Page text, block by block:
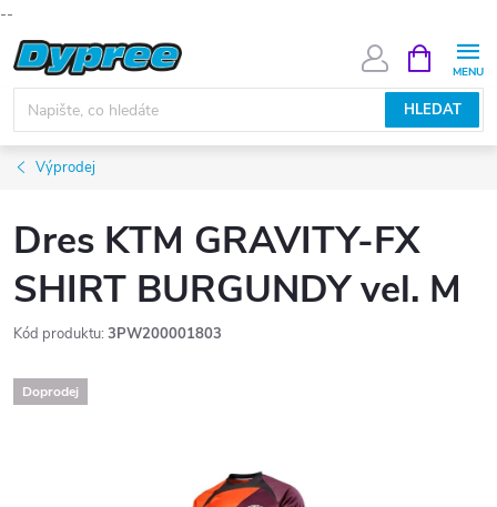
--
Přejít
na
obsah
HLEDAT
NÁKUPNÍ
KOŠÍK
Výprodej
Dres KTM GRAVITY-FX
SHIRT BURGUNDY vel. M
Kód produktu: 3PW200001803
Doprodej